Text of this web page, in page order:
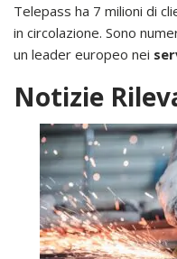
Telepass ha 7 milioni di
in circolazione. Sono
un leader europeo nei
Notizie